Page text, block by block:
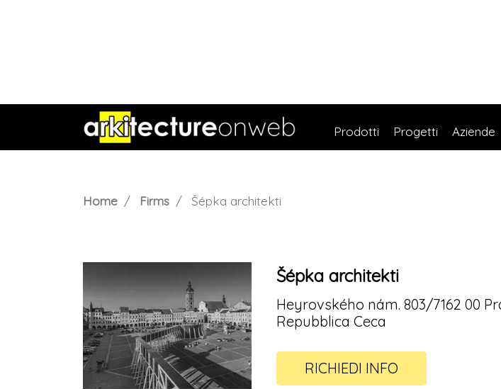
Prodotti Progetti Aziende
Home Firms Šépka architekti
Šépka architekti
Heyrovského nám. 803/7162 00
Repubblica Ceca
RICHIEDI INFO